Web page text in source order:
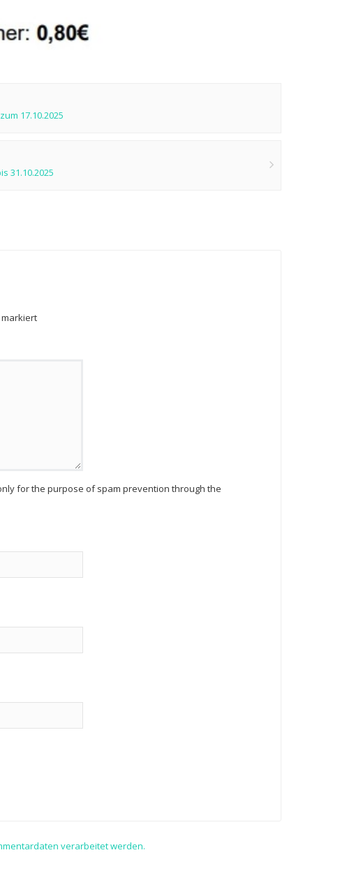
17.10.2025
31.10.2025
for the purpose of spam prevention through the
verarbeitet werden.